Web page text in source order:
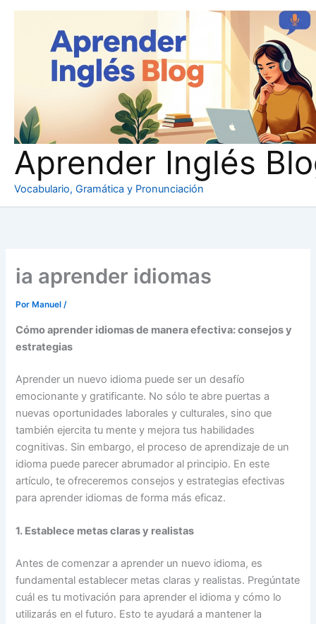
Aprender Inglés
Vocabulario, Gramática y Pronunciación
ia aprender idiomas
Por Manuel/
Cómo aprender idiomas de manera efectiva: consejos y
estrategias
Aprender un nuevo idioma puede ser un desafío
emocionante y gratificante. No sólo te abre puertas a
nuevas oportunidades laborales y culturales, sino que
también ejercita tu mente y mejora tus habilidades
cognitivas. Sin embargo, el proceso de aprendizaje de un
idioma puede parecer abrumador al principio. En este
artículo, te ofreceremos consejos y estrategias efectivas
para aprender idiomas de forma más eficaz.
1. Establece metas claras y realistas
Antes de comenzar a aprender un nuevo idioma, es
fundamental establecer metas claras y realistas. Pregúntate
cuál es tu motivación para aprender el idioma y cómo lo
utilizarás en el futuro. Esto te ayudará a mantener la